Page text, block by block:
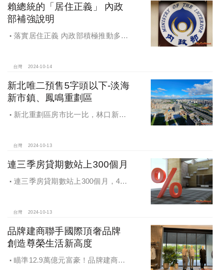
賴總統的「居住正義」 內政
部補強說明
落實居住正義 內政部積極推動多元
台灣 2024-10-14
新北唯二預售5字頭以下-淡海
新市鎮、鳳鳴重劃區
新北重劃區房市比一比，林口新市
台灣 2024-10-13
連三季房貸期數站上300個月
連三季房貸期數站上300個月，4都
台灣 2024-10-13
品牌建商聯手國際頂奢品牌
創造尊榮生活新高度
瞄準12.9萬億元富豪！品牌建商聯